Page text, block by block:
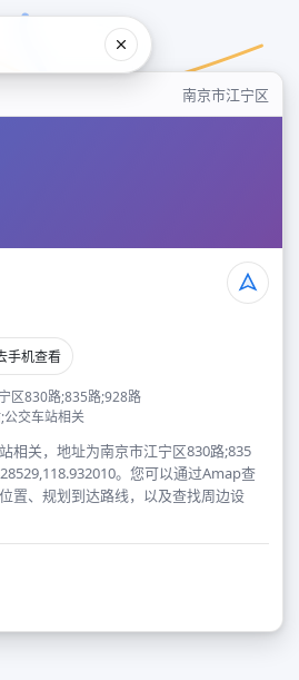
南京市江宁区
手机查看
区830路;835路;928路
公交车站相关
相关，地址为南京市江宁区830路;835
。您可以通过Amap查
置、规划到达路线，以及查找周边设